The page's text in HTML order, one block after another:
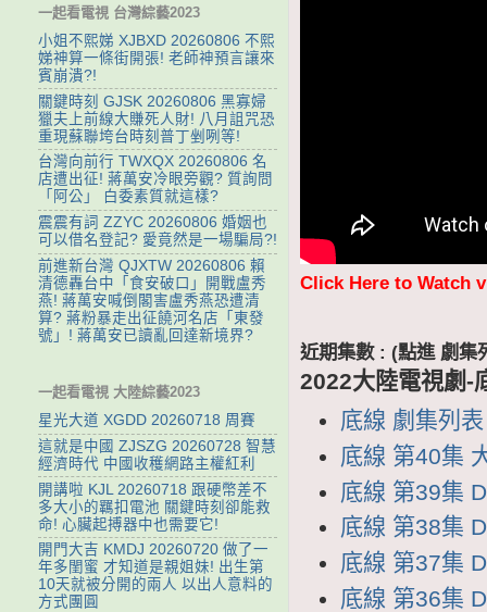
Click Here to Watch
近期集數 : (點進 劇集
2022大陸電視劇-
底線 劇集列
底線 第40集
底線 第39集
底線 第38集
底線 第37集
底線 第36集
一起看電視 台灣綜藝2023
小姐不熙娣 XJBXD 20260806 不熙
娣神算一條街開張! 老師神預言讓來
賓崩潰?!
關鍵時刻 GJSK 20260806 黑寡婦
獵夫上前線大賺死人財! 八月詛咒恐
重現蘇聯垮台時刻普丁剉咧等!
台灣向前行 TWXQX 20260806 名
店遭出征! 蔣萬安冷眼旁觀? 質詢問
「阿公」 白委素質就這樣?
震震有詞 ZZYC 20260806 婚姻也
可以借名登記? 愛竟然是一場騙局?!
前進新台灣 QJXTW 20260806 賴
清德轟台中「食安破口」開戰盧秀
燕! 蔣萬安喊倒閣害盧秀燕恐遭清
算? 蔣粉暴走出征饒河名店「東發
號」! 蔣萬安已讀亂回達新境界?
一起看電視 大陸綜藝2023
星光大道 XGDD 20260718 周賽
這就是中國 ZJSZG 20260728 智慧
經濟時代 中國收穫網路主權紅利
開講啦 KJL 20260718 跟硬幣差不
多大小的羈扣電池 關鍵時刻卻能救
命! 心臟起搏器中也需要它!
開門大吉 KMDJ 20260720 做了一
年多閨蜜 才知道是親姐妹! 出生第
10天就被分開的兩人 以出人意料的
方式團圓